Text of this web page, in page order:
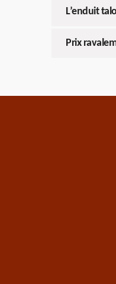
L’enduit
Prix